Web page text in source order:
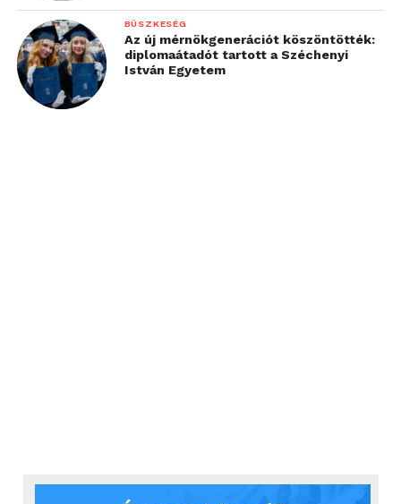
BÜSZKESÉG
Az új mérnökgenerációt köszöntötték:
diplomaátadót tartott a Széchenyi
István Egyetem